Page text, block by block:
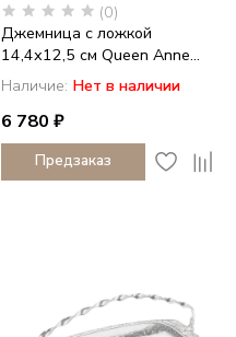
(0)
Джемница с ложкой
14,4х12,5 см Queen Anne...
Наличие: Нет в наличии
6 780 ₽
Предзаказ